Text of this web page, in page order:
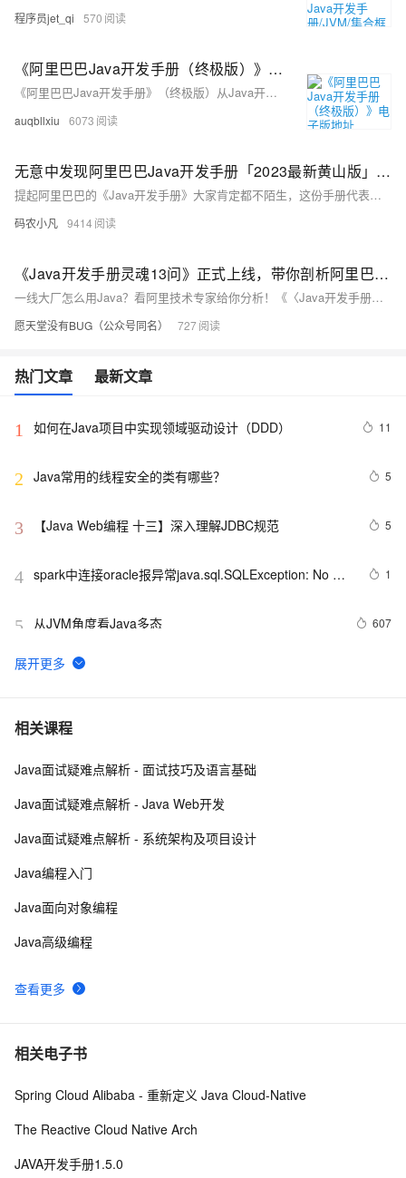
程序员jet_qi 570
《阿里巴巴Java开发手册（终极版）》电子版地址
《阿里巴巴Java开发手册》（终极版）从Java开发者的视角出发，内容涵盖编程规约、异常日志、单元测试、安全规约、工程结构、MySQL数据库六个维度。 本手册自发布以来，多次迭代，阅读量数以百万计，可称为Java开发者的必读手册。通过阅读本书，开发者同学可以系统地学习到如何在编程过程中高效协作、提升程序的交付质量、以及提升代码内容的创造性和优雅性。
auqbllxiu 6073
无意中发现阿里巴巴Java开发手册「2023最新黄山版」竟然发布了
提起阿里巴巴的《Java开发手册》大家肯定都不陌生，这份手册代表这Alibaba技术团队的集体智慧结晶和内部大佬的经验总结，经历了多次打磨不断的完善，随着市面上各种版本的流出，小编无意中发现了这份【黄山版】。
码农小凡 9414
《Java开发手册灵魂13问》正式上线，带你剖析阿里巴巴的开发细节
一线大厂怎么用Java？看阿里技术专家给你分析！《〈Java开发手册（泰山版）〉灵魂13问》电子书正式上线带你剖析阿里巴巴一线团队开发思维。
愿天堂没有BUG（公众号同名） 727
热门文章 最新文章
1 如何在Java项目中实现领域驱动设计（DDD） 11
2 Java常用的线程安全的类有哪些？ 5
3 【Java Web编程 十三】深入理解JDBC规范 5
4 spark中连接oracle报异常java.sql.SQLException: No
1
5 从JVM角度看Java多态 607
6 WebKit  上的JS直接使用Java Bean
7 Java 图书管理系统详解
8 Java线程：新特征-原子量
10java 中的多线程   内部类实现 数据共享 和 Runnable实
相关课程
查看更多
Java面试疑难点解析 - 面试技巧及语言基础
Java面试疑难点解析 - Java Web开发
Java面试疑难点解析 - 系统架构及项目设计
Java编程入门
Java面向对象编程
Java高级编程
相关电子书
Spring Cloud Alibaba - 重新定义 Java Cloud-Native
The Reactive Cloud Native Arch
JAVA开发手册1.5.0